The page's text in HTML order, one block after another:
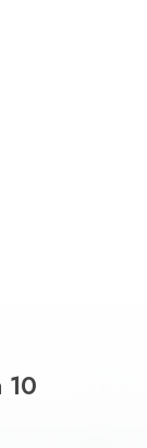
10